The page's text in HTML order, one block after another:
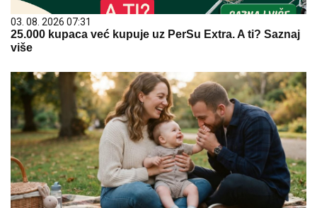
03. 08. 2026 07:31
25.000 kupaca već kupuje uz PerSu Extra. A ti? Saznaj
više